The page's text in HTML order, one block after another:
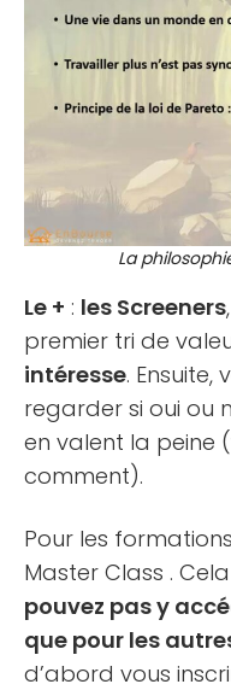
La
Le + : les Screeners
premier tri de
intéresse. Ensuite,
regarder si oui ou
en valent la peine
comment).
Pour les
Master Class .
pouvez pas y
que pour les
d’abord vous